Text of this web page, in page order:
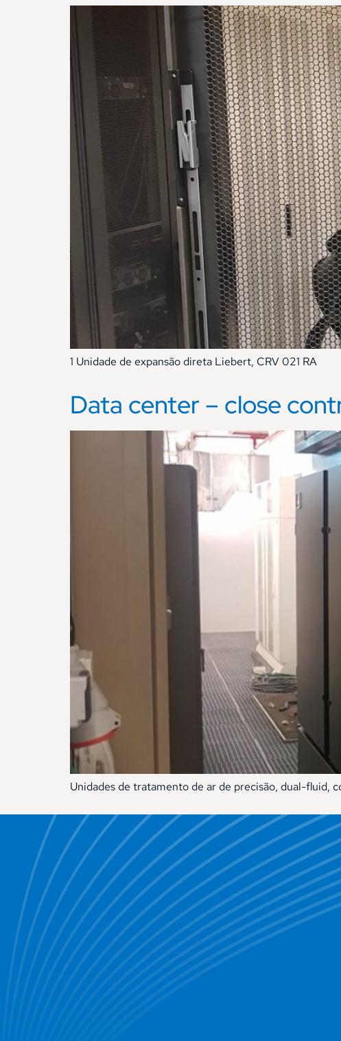
1 Unidade de expansão direta Liebert, CRV 021 RA
Data center – close
Unidades de tratamento de ar de precisão, dual-fluid,